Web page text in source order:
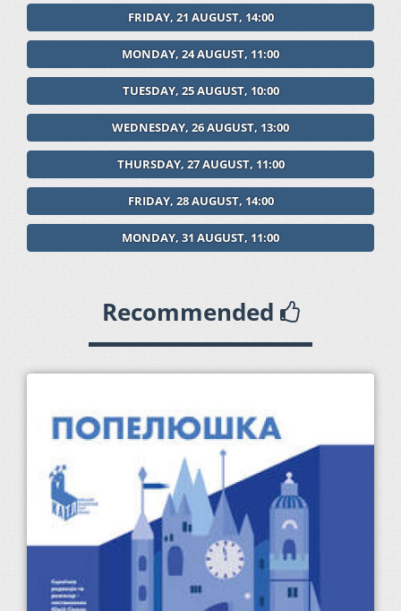
FRIDAY, 21 AUGUST, 14:00
MONDAY, 24 AUGUST, 11:00
TUESDAY, 25 AUGUST, 10:00
WEDNESDAY, 26 AUGUST, 13:00
THURSDAY, 27 AUGUST, 11:00
FRIDAY, 28 AUGUST, 14:00
MONDAY, 31 AUGUST, 11:00
Recommended